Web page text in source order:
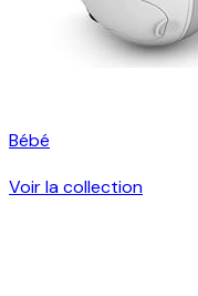
Bébé
Voir la collection